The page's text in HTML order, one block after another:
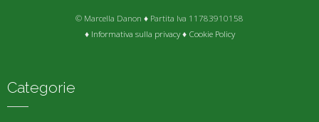
© Marcella Danon ♦ Partita Iva 11783910158
♦ Informativa sulla privacy♦ Cookie Policy
Categorie